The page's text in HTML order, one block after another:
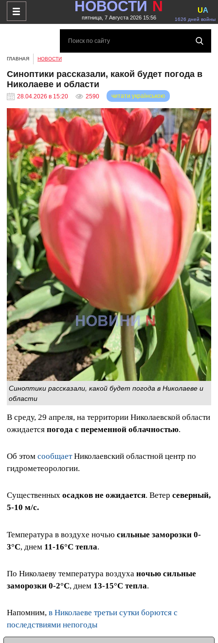
НОВОСТИ N
пятница, 7 Августа 2026 15:56 1626 дней войны
UA
ГЛАВНАЯ НОВОСТИ
Синоптики рассказали, какой будет погода в
Николаеве и области
28.04.2026 в 15:20 2590 читати українською
Синоптики рассказали, какой будет погода в Николаеве и
области
В среду, 29 апреля, на территории Николаевской области
ожидается погода с переменной облачностью.
Об этом сообщаетНиколаевский областной центр по
гидрометеорологии.
Существенных осадков не ожидается. Ветер северный,
5-10 м/с.
Температура в воздухе ночью сильные заморозки 0-
3°С, днем 11-16°С тепла.
По Николаеву температура воздуха ночью сильные
заморозки 0-2°С, днем 13-15°С тепла.
Напомним, в Николаеве третьи сутки борются с
последствиями непогоды